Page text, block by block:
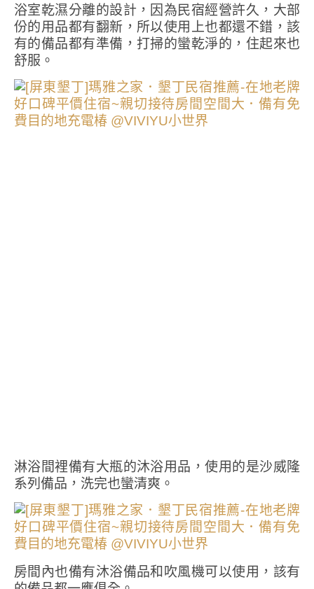
浴室乾濕分離的設計，因為民宿經營許久，大部
份的用品都有翻新，所以使用上也都還不錯，該
有的備品都有準備，打掃的蠻乾淨的，住起來也
舒服。
淋浴間裡備有大瓶的沐浴用品，使用的是沙威隆
系列備品，洗完也蠻清爽。
房間內也備有沐浴備品和吹風機可以使用，該有